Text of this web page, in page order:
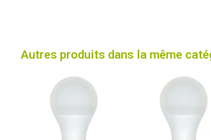
Autres produits dans la même